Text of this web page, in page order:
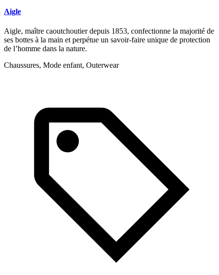
Aigle
Aigle, maître caoutchoutier depuis 1853, confectionne la majorité de
ses bottes à la main et perpétue un savoir-faire unique de protection
de l’homme dans la nature.
Chaussures, Mode enfant, Outerwear